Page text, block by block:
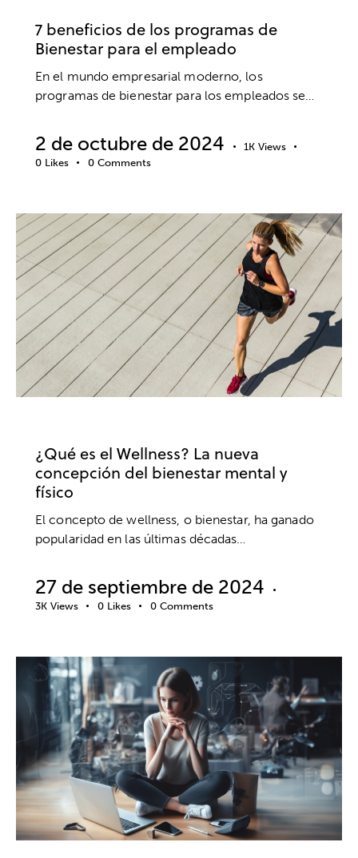
7 beneficios de los programas de
Bienestar para el empleado
En el mundo empresarial moderno, los
programas de bienestar para los empleados se…
2 de octubre de 2024 1K Views
0 Likes 0 Comments
¿Qué es el Wellness? La nueva
concepción del bienestar mental y
físico
El concepto de wellness, o bienestar, ha ganado
popularidad en las últimas décadas…
27 de septiembre de 2024
3K Views 0 Likes 0 Comments